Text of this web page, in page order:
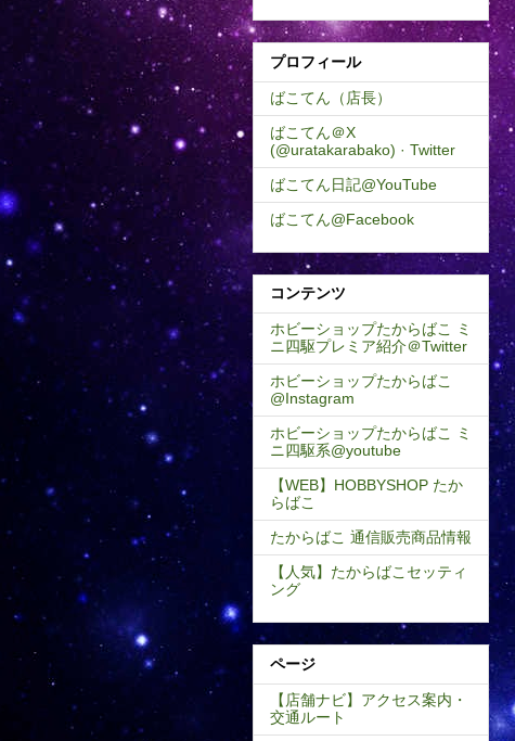
プロフィール
ばこてん（店長）
ばこてん＠X
(@uratakarabako) · Twitter
ばこてん日記@YouTube
ばこてん@Facebook
コンテンツ
ホビーショップたからばこ ミ
ニ四駆プレミア紹介＠Twitter
ホビーショップたからばこ
@Instagram
ホビーショップたからばこ ミ
ニ四駆系@youtube
【WEB】HOBBYSHOP たか
らばこ
たからばこ 通信販売商品情報
【人気】たからばこセッティ
ング
ページ
【店舗ナビ】アクセス案内・
交通ルート